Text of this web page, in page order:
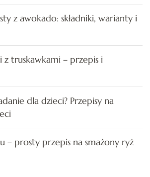
z awokado: składniki, warianty i
z truskawkami – przepis i
dla dzieci? Przepisy na
– prosty przepis na smażony ryż